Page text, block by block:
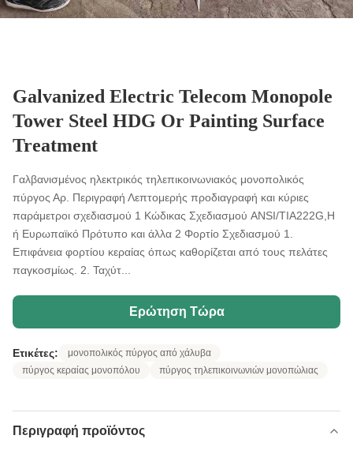
Galvanized Electric Telecom Monopole
Tower Steel HDG Or Painting Surface
Treatment
Γαλβανισμένος ηλεκτρικός τηλεπικοινωνιακός μονοπολικός
πύργος Αρ. Περιγραφή Λεπτομερής προδιαγραφή και κύριες
παράμετροι σχεδιασμού 1 Κώδικας Σχεδιασμού ANSI/TIA222G,H
ή Ευρωπαϊκό Πρότυπο και άλλα 2 Φορτίο Σχεδιασμού 1.
Επιφάνεια φορτίου κεραίας όπως καθορίζεται από τους πελάτες
παγκοσμίως. 2. Ταχύτ...
Ερώτηση Τώρα
Ετικέτες:
μονοπολικός πύργος από χάλυβα
πύργος κεραίας μονοπόλου
πύργος τηλεπικοινωνιών μονοπώλιας
Περιγραφή προϊόντος